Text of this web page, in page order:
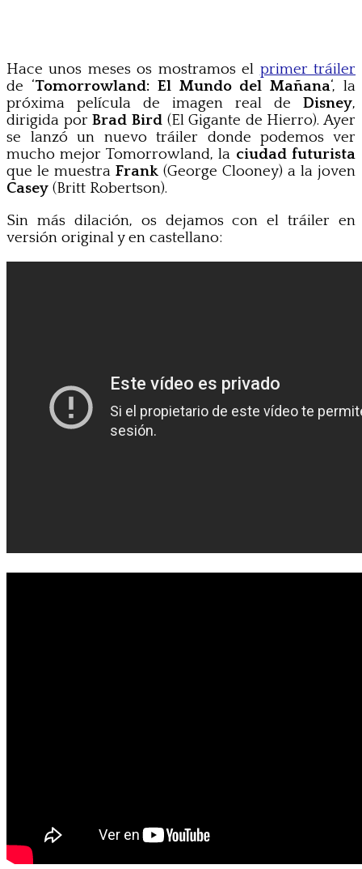
Hace unos meses os mostramos el primer tráiler
de ‘Tomorrowland: El Mundo del Mañana‘, la
próxima película de imagen real de Disney,
dirigida porBrad Bird(El Gigante de Hierro). Ayer
se lanzó un nuevo tráiler donde podemos ver
mucho mejor Tomorrowland, la ciudad futurista
que le muestra Frank (George Clooney) a la joven
Casey (Britt Robertson).
Sin más dilación, os dejamos con el tráiler en
versión original y en castellano: